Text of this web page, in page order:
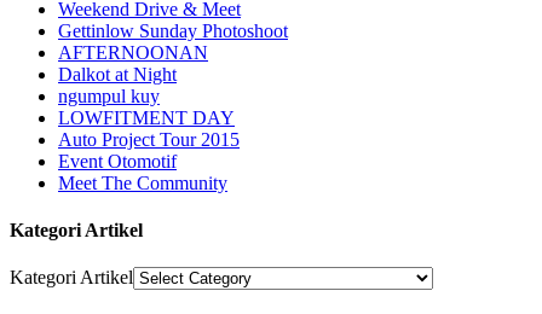
Weekend Drive & Meet
Gettinlow Sunday Photoshoot
AFTERNOONAN
Dalkot at Night
ngumpul kuy
LOWFITMENT DAY
Auto Project Tour 2015
Event Otomotif
Meet The Community
Kategori Artikel
Kategori Artikel